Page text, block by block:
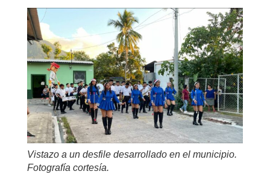
Vistazo a un desfile desarrollado en el municipio.
Fotografía cortesía.